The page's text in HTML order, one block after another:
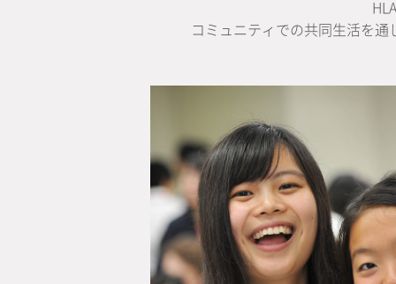
コミュニティでの共同生活を